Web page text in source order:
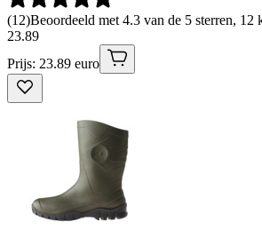
(12)Beoordeeld met 4.3 van de 5 sterren, 12
23.89
Prijs: 23.89 euro